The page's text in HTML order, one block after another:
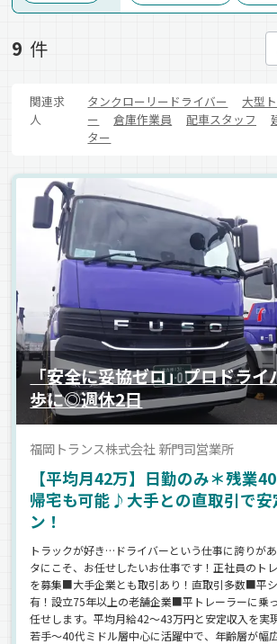
9 件
関連求
人
タンクローリードライバー
大型
ー
倉庫作業員 配車スタッフ
ター
「安全に妥協ゼロ」プロドライ
歩に◎週休2日
福岡トランス株式会社 新門司営業所
【平均月42万】日勤のみ＊残業
帰宅も可能♪大手との直取引で安
ン！
トラックが好き…ドライバーという仕事に誇りが
タにこそ、お任せしたいお仕事です！正社員のト
を募集■大手企業とも取引あり！直取引多数■平
有！設立75年以上の老舗企業■平トレーラーに乗
任せします。平均月給42～43万円と安定収入を実
若手～40代ミドル層中心に活躍中で、年齢層が幅